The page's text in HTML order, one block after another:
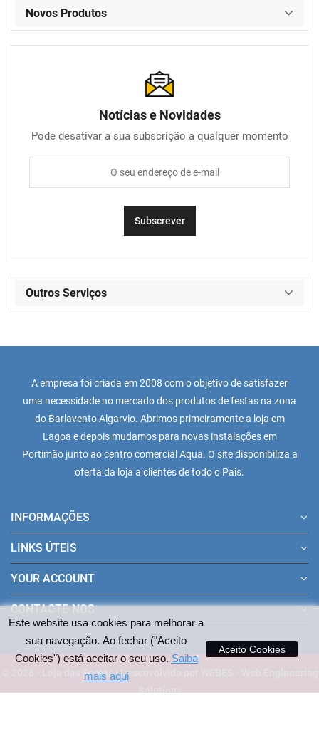
Este website usa cookies para melhorar a
sua navegação. Ao fechar ("Aceito
Cookies") está aceitar o seu uso. Saiba
mais aqui
Aceito Cookies
Novos Produtos
Notícias e Novidades
Pode desativar a sua subscrição a qualquer momento
Outros Serviços
A empresa foi criada em 2008 com o objetivo de satisfazer
uma necessidade no mercado dos produtos de festas na zona
do Barlavento Algarvio. Abrimos primeiramente a loja em
Lagoa e depois mudamos para novas instalações em
Portimão junto ao centro comercial Aqua. O site disponibiliza a
oferta da loja a clientes de todo o Pais.
INFORMAÇÕES
LINKS ÚTEIS
YOUR ACCOUNT
CONTACTE-NOS
© 2026 - Loja das Festas | Desenvolvido por WEBES - Web Engineering
Solutions